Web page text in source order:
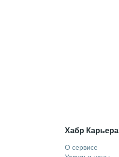
Хабр Карьера
О сервисе